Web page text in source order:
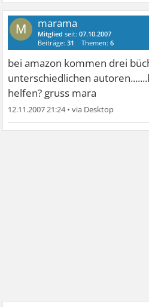
M marama
Mitglied seit:07.10.2007
Beiträge:31 Themen:6
bei amazon kommen drei
unterschiedlichen
helfen? gruss mara
12.11.2007 21:24•